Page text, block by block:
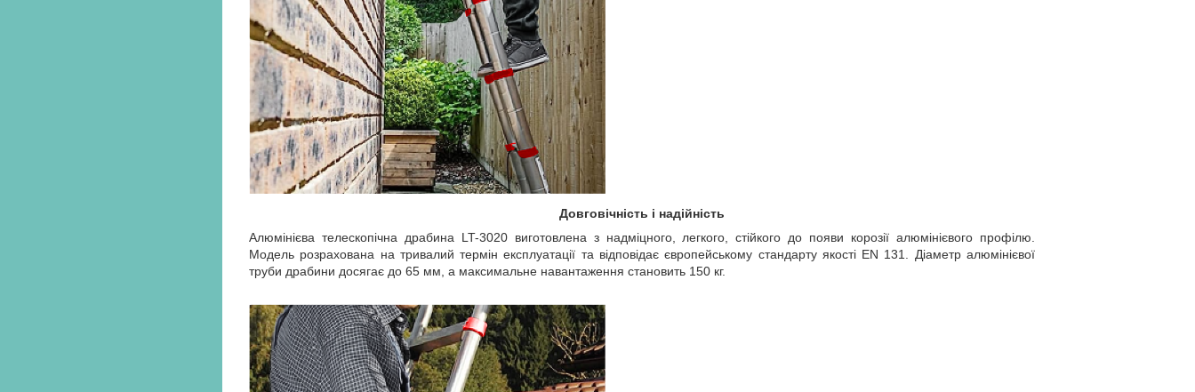
Довговічність і надійність
Алюмінієва телескопічна драбина LT-3020 виготовлена з надміцного, легкого, стійкого до появи корозії алюмінієвого профілю.
Модель розрахована на тривалий термін експлуатації та відповідає європейському стандарту якості EN 131. Діаметр алюмінієвої
труби драбини досягає до 65 мм, а максимальне навантаження становить 150 кг.